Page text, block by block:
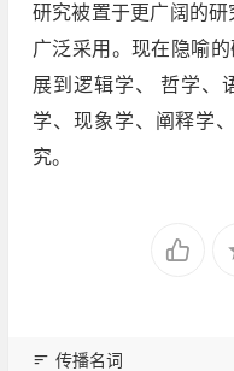
研究被置于更广阔的
广泛采用。现在隐喻
展到逻辑学、 哲学、
学、现象学、阐释学
究。
传播名词